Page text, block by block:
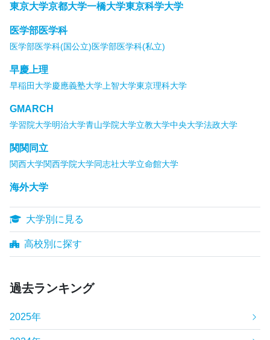
東京大学京都大学一橋大学東京科学大学
医学部医学科
医学部医学科(国公立)医学部医学科(私立)
早慶上理
早稲田大学慶應義塾大学 上智大学東京理科大学
GMARCH
学習院大学明治大学青山学院大学立教大学中央大学法政大学
関関同立
関西大学関西学院大学同志社大学立命館大学
海外大学
大学別に見る
高校別に探す
過去ランキング
2025年